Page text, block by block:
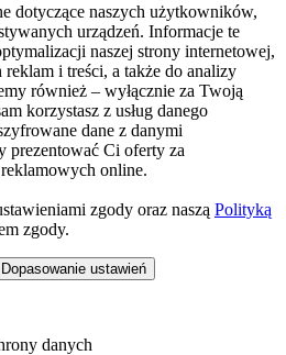
dotyczące naszych użytkowników,
urządzeń. Informacje te
naszej strony internetowej,
i treści, a także do analizy
również – wyłącznie za Twoją
korzystasz z usług danego
dane z danymi
prezentować Ci oferty za
online.
zgody oraz naszą Polityką
zgody.
Dopasowanie ustawień
danych